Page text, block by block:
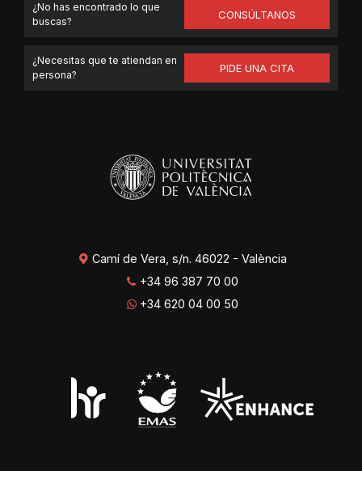
¿No has encontrado lo que
buscas?
CONSÚLTANOS
¿Necesitas que te atiendan en
persona?
PIDE UNA CITA
Camí de Vera, s/n. 46022 - València
+34 96 387 70 00
+34 620 04 00 50